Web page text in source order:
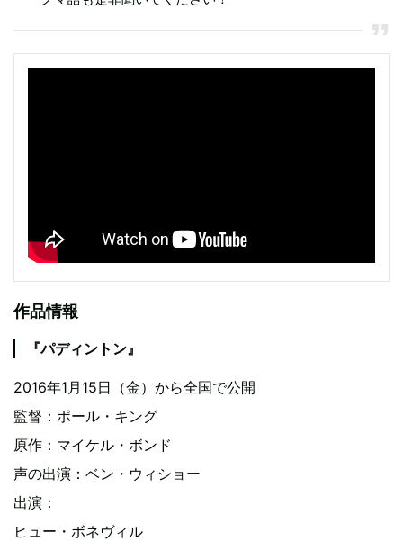
作品情報
『パディントン』
2016年1月15日（金）から全国で公開
監督：ポール・キング
原作：マイケル・ボンド
声の出演：ベン・ウィショー
出演：
ヒュー・ボネヴィル